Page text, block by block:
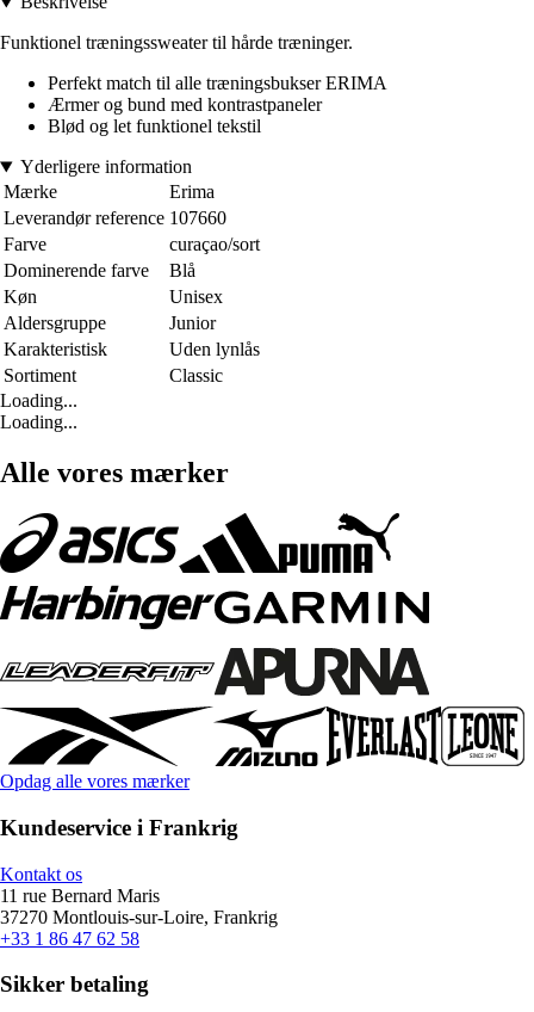
Funktionel træningssweater til hårde træninger.
Perfekt match til alle træningsbukser ERIMA
Ærmer og bund med kontrastpaneler
Blød og let funktionel tekstil
Yderligere information
Mærke
Erima
Leverandør reference 107660
Farve
curaçao/sort
Dominerende farve
Blå
Køn
Unisex
Aldersgruppe
Junior
Karakteristisk
Uden lynlås
Sortiment
Classic
Loading...
Loading...
Alle vores mærker
Opdag alle vores mærker
Kundeservice i Frankrig
Kontakt os
11 rue Bernard Maris
37270 Montlouis-sur-Loire, Frankrig
+33 1 86 47 62 58
Sikker betaling